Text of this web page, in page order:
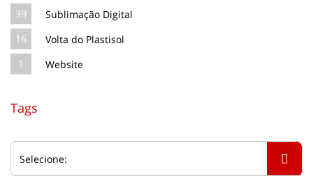
39
Sublimação Digital
16
Volta do Plastisol
1
Website
Tags